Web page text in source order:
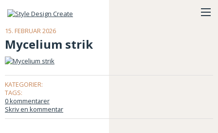
15. FEBRUAR 2026
Mycelium strik
KATEGORIER:
TAGS:
0 kommentarer
Skriv en kommentar